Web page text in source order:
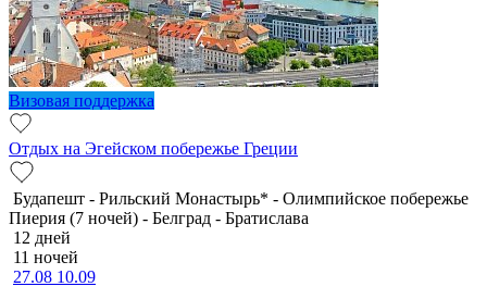
Визовая поддержка
Отдых на Эгейском побережье Греции
Будапешт - Рильский Монастырь* - Олимпийское побережье
Пиерия (7 ночей) - Белград - Братислава
12 дней
11 ночей
27.08 10.09